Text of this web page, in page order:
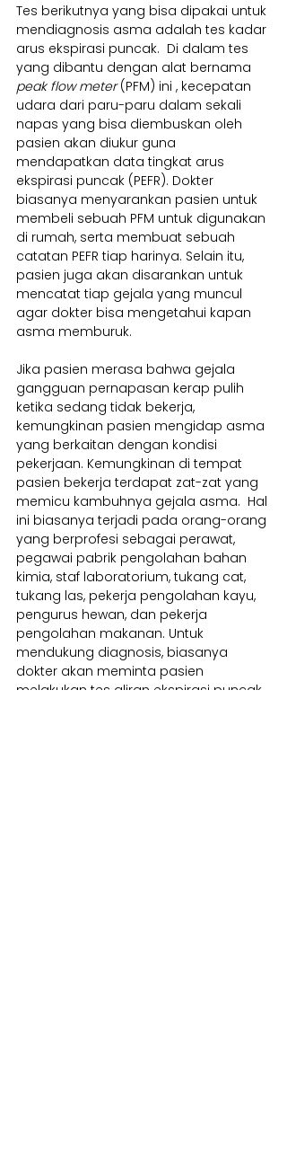
Tes berikutnya yang bisa dipakai untuk
mendiagnosis asma adalah tes kadar
arus ekspirasi puncak.  Di dalam tes
yang dibantu dengan alat bernama
peak flow meter (PFM) ini , kecepatan
udara dari paru-paru dalam sekali
napas yang bisa diembuskan oleh
pasien akan diukur guna
mendapatkan data tingkat arus
ekspirasi puncak (PEFR). Dokter
biasanya menyarankan pasien untuk
membeli sebuah PFM untuk digunakan
di rumah, serta membuat sebuah
catatan PEFR tiap harinya. Selain itu,
pasien juga akan disarankan untuk
mencatat tiap gejala yang muncul
agar dokter bisa mengetahui kapan
asma memburuk.
Jika pasien merasa bahwa gejala
gangguan pernapasan kerap pulih
ketika sedang tidak bekerja,
kemungkinan pasien mengidap asma
yang berkaitan dengan kondisi
pekerjaan. Kemungkinan di tempat
pasien bekerja terdapat zat-zat yang
memicu kambuhnya gejala asma.  Hal
ini biasanya terjadi pada orang-orang
yang berprofesi sebagai perawat,
pegawai pabrik pengolahan bahan
kimia, staf laboratorium, tukang cat,
tukang las, pekerja pengolahan kayu,
pengurus hewan, dan pekerja
pengolahan makanan. Untuk
mendukung diagnosis, biasanya
dokter akan meminta pasien
melakukan tes aliran ekspirasi puncak